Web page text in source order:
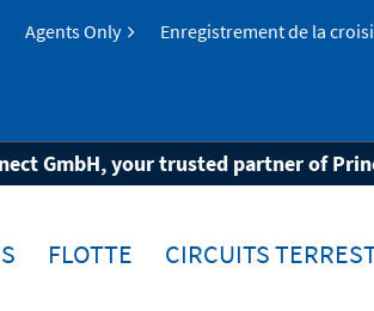
Agents Only Enregistrement de la
GmbH, your trusted partner of
FLOTTE CIRCUITS